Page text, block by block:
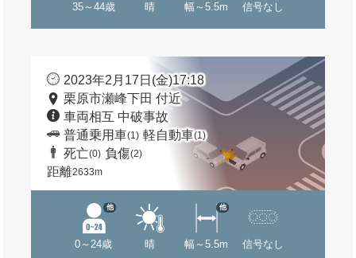
35～44歳 晴 幅～5.5m 信号なし
2023年2月17日(金)17:18
栗原市瀬峰下田 付近
車両相互 中破事故
普通乗用車(1) 軽自動車(1)
死亡(0) 負傷(2)
距離2633m
0～24歳
他
晴 幅～5.5m
他
信号なし